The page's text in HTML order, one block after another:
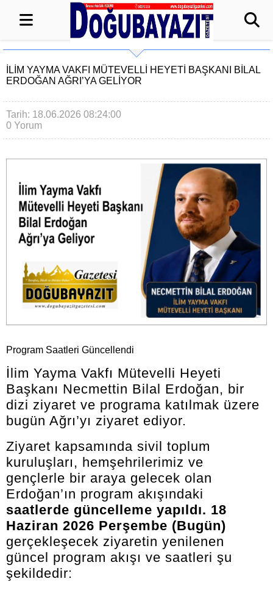
İLIM YAYMA VAKFI MÜTEVELLI HEYETI BAŞKANI BILAL
ERDOĞAN AĞRI’YA GELIYOR
Tarih: 18.06.2026 08:24:00
0 Yorum
Program Saatleri Güncellendi
İlim Yayma Vakfı Mütevelli Heyeti
Başkanı Necmettin Bilal Erdoğan, bir
dizi ziyaret ve programa katılmak üzere
bugün Ağrı’yı ziyaret ediyor.
Ziyaret kapsamında sivil toplum
kuruluşları, hemşehrilerimiz ve
gençlerle bir araya gelecek olan
Erdoğan’ın program akışındaki
saatlerde güncelleme yapıldı. 18
Haziran 2026 Perşembe (Bugün)
gerçekleşecek ziyaretin yenilenen
güncel program akışı ve saatleri şu
şekildedir: